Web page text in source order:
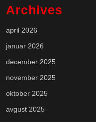
Archives
april 2026
januar 2026
december 2025
november 2025
oktober 2025
avgust 2025